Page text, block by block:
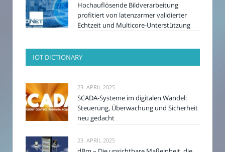
Hochauflösende Bildverarbeitung
profitiert von latenzarmer validierter
Echtzeit und Multicore-Unterstützung
IOT DICTIONARY
23. APRIL 2025
SCADA-Systeme im digitalen Wandel:
Steuerung, Überwachung und Sicherheit
neu gedacht
23. APRIL 2025